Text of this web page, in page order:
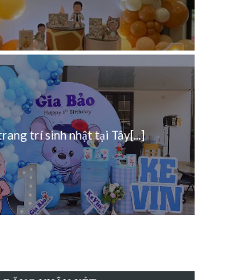
trí sinh nhật tại Tây[...]